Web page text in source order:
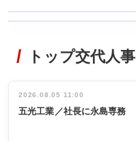
非鉄業界で
インタビュ
ー／社内ア
タックトレー
祝う 業界関
係者ら220人
出席
トップ交代人事
2026.08.05 11:00
五光工業／社長に永島専務